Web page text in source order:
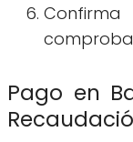
Pago en